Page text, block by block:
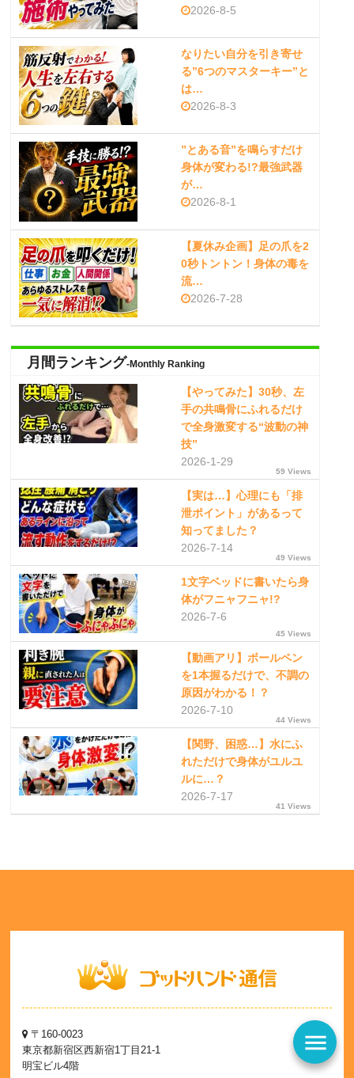
2026-8-5
なりたい自分を引き寄せ
る”6つのマスターキー”と
は…
2026-8-3
”とある音”を鳴らすだけ
身体が変わる!?最強武器
が…
2026-8-1
【夏休み企画】足の爪を2
0秒トントン！身体の毒を
流…
2026-7-28
月間ランキング-Monthly Ranking
【やってみた】30秒、左
手の共鳴骨にふれるだけ
で全身激変する“波動の神
技”
2026-1-29
59 Views
【実は…】心理にも「排
泄ポイント」があるって
知ってました？
2026-7-14
49 Views
1文字ベッドに書いたら身
体がフニャフニャ!?
2026-7-6
45 Views
【動画アリ】ボールペン
を1本握るだけで、不調の
原因がわかる！？
2026-7-10
44 Views
【関野、困惑…】水にふ
れただけで身体がユルユ
ルに…？
2026-7-17
41 Views
menu
〒160-0023
東京都新宿区西新宿1丁目21-1
明宝ビル4階